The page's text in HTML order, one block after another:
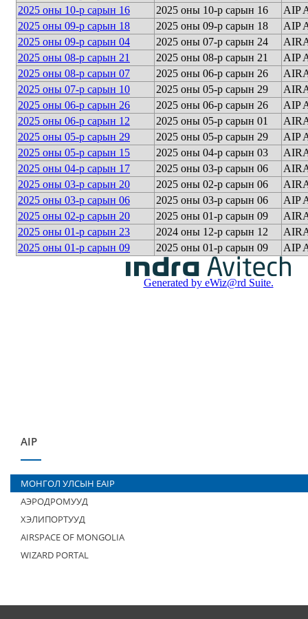
AIP
МОНГОЛ УЛСЫН EAIP
АЭРОДРОМУУД
ХЭЛИПОРТУУД
AIRSPACE OF MONGOLIA
WIZARD PORTAL